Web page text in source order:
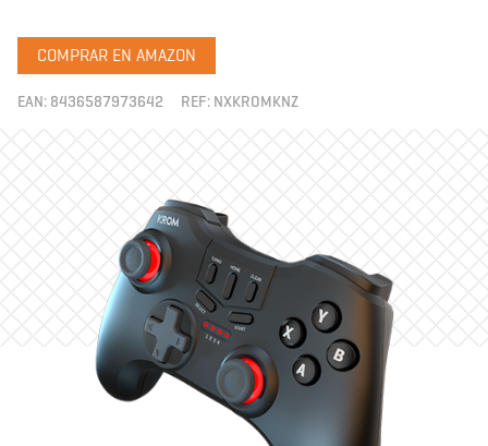
COMPRAR EN AMAZON
EAN: 8436587973642 REF: NXKROMKNZ